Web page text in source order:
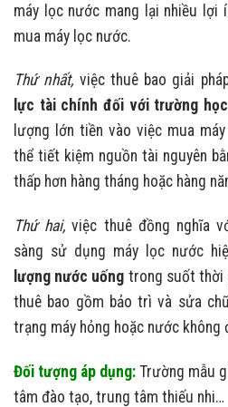
máy lọc nước mang lại nhiều lợi
mua máy lọc nước.
Thứ nhất, việc thuê bao giải
lực tài chính đối với trường
lượng lớn tiền vào việc mua
thể tiết kiệm nguồn tài nguyên
thấp hơn hàng tháng hoặc hàng
Thứ hai, việc thuê đồng nghĩa
sàng sử dụng máy lọc nước
lượng nước uống trong suốt thời
thuê bao gồm bảo trì và sửa
trạng máy hỏng hoặc nước không
Đối tượng áp dụng: Trường mẫu
tâm đào tạo, trung tâm thiếu nhi…